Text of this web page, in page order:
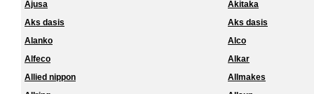
Ajusa
Akitaka
Aks dasis
Aks dasis
Alanko
Alco
Alfeco
Alkar
Allied nippon
Allmakes